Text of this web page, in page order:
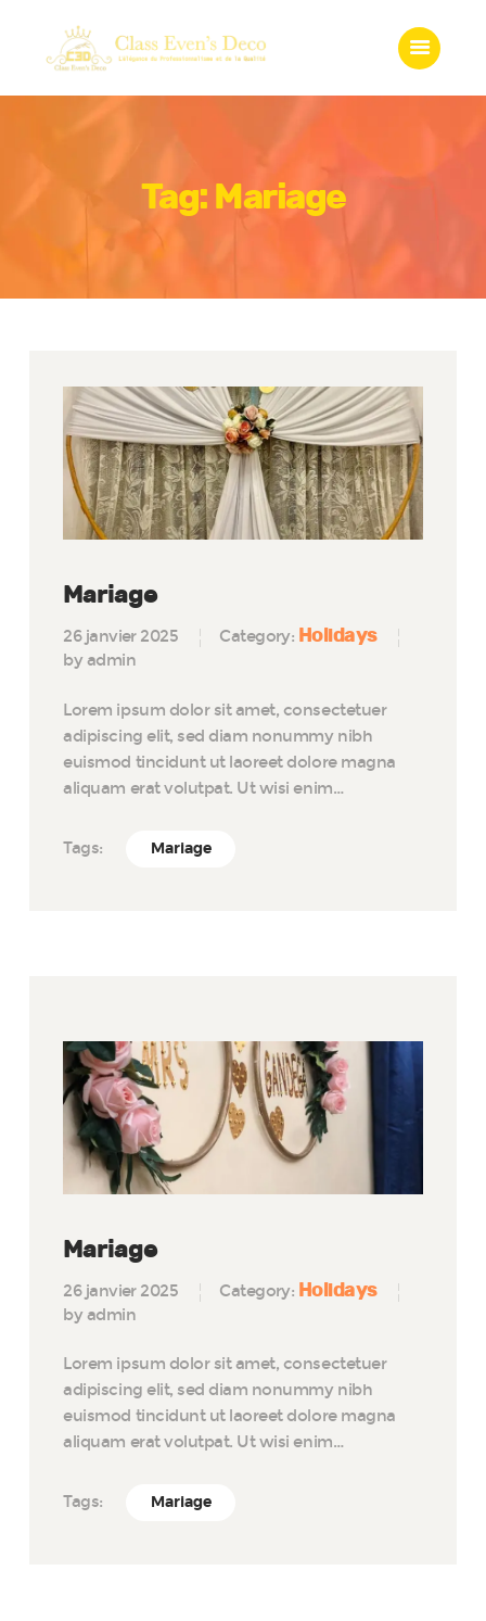
Tag: Mariage
Accueil
Galerie
Contact
Mariage
26 janvier 2025 Category: Holidays
by admin
Lorem ipsum dolor sit amet, consectetuer
adipiscing elit, sed diam nonummy nibh
euismod tincidunt ut laoreet dolore magna
aliquam erat volutpat. Ut wisi enim…
Tags: Mariage
Mariage
26 janvier 2025 Category: Holidays
by admin
Lorem ipsum dolor sit amet, consectetuer
adipiscing elit, sed diam nonummy nibh
euismod tincidunt ut laoreet dolore magna
aliquam erat volutpat. Ut wisi enim…
Tags: Mariage